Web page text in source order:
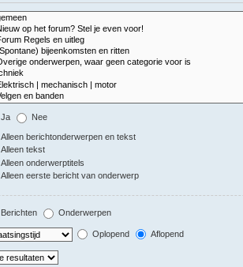
Ja Nee
Alleen berichtonderwerpen en tekst
Alleen tekst
Alleen onderwerptitels
Alleen eerste bericht van onderwerp
Berichten Onderwerpen
Oplopend Aflopend